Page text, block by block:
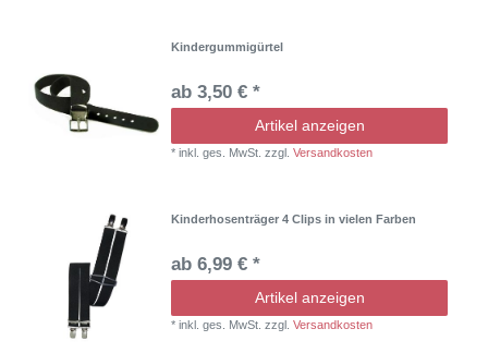
Kindergummigürtel
ab 3,50 € *
Artikel anzeigen
*inkl. ges. MwSt. zzgl.Versandkosten
Kinderhosenträger 4 Clips in vielen Farben
ab 6,99 € *
Artikel anzeigen
*inkl. ges. MwSt. zzgl.Versandkosten